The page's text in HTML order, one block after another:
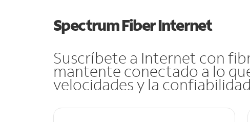
Spectrum Fiber Internet
Suscríbete a Internet con
mantente conectado a lo
velocidades y la